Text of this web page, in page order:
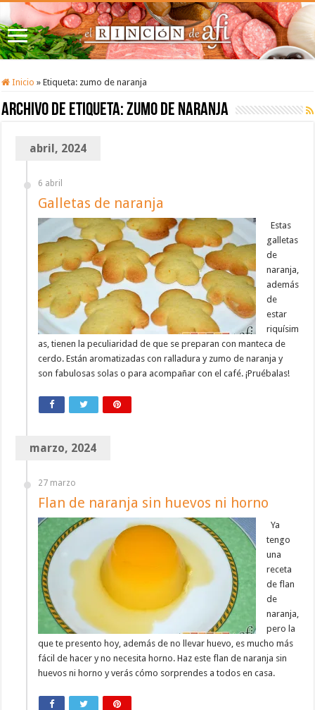
Inicio » Etiqueta: zumo de naranja
Archivo de etiqueta:zumo de naranja
abril, 2024
6 abril
Galletas de naranja
Estas
galletas
de
naranja,
además
de
estar
riquísim
as, tienen la peculiaridad de que se preparan con manteca de
cerdo. Están aromatizadas con ralladura y zumo de naranja y
son fabulosas solas o para acompañar con el café. ¡Pruébalas!
marzo, 2024
27 marzo
Flan de naranja sin huevos ni horno
Ya
tengo
una
receta
de flan
de
naranja,
pero la
que te presento hoy, además de no llevar huevo, es mucho más
fácil de hacer y no necesita horno. Haz este flan de naranja sin
huevos ni horno y verás cómo sorprendes a todos en casa.